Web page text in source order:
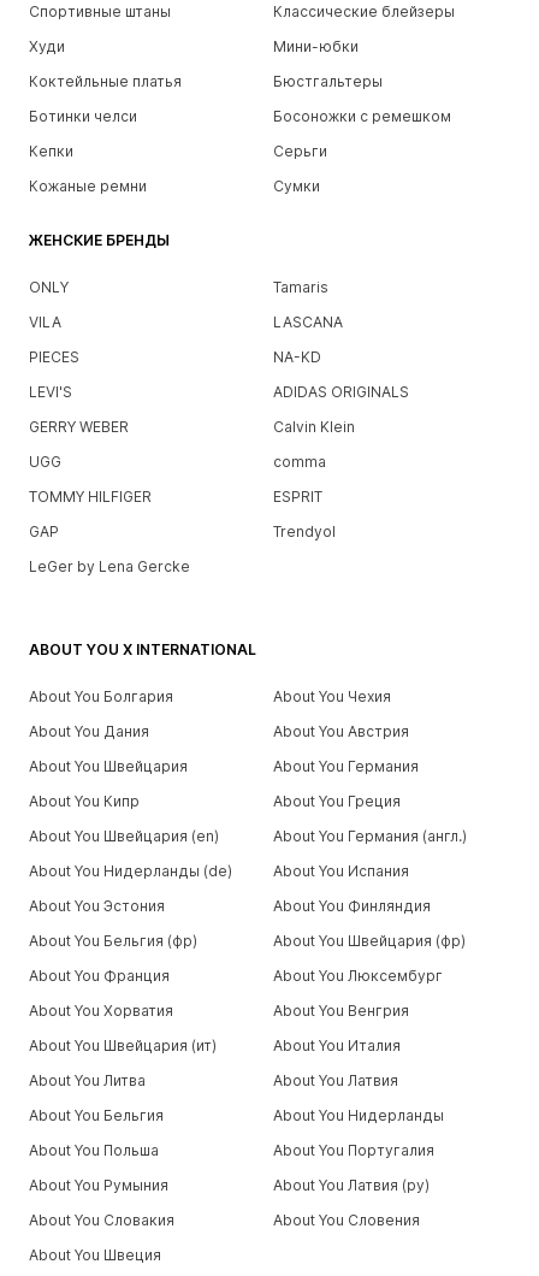
Спортивные штаны
Классические блейзеры
Худи
Мини-юбки
Коктейльные платья
Бюстгальтеры
Ботинки челси
Босоножки с ремешком
Кепки
Серьги
Кожаные ремни
Сумки
ЖЕНСКИЕ БРЕНДЫ
ONLY
Tamaris
VILA
LASCANA
PIECES
NA-KD
LEVI'S
ADIDAS ORIGINALS
GERRY WEBER
Calvin Klein
UGG
comma
TOMMY HILFIGER
ESPRIT
GAP
Trendyol
LeGer by Lena Gercke
ABOUT YOU X INTERNATIONAL
About You Болгария
About You Чехия
About You Дания
About You Австрия
About You Швейцария
About You Германия
About You Кипр
About You Греция
About You Швейцария (en)
About You Германия (англ.)
About You Нидерланды (de)
About You Испания
About You Эстония
About You Финляндия
About You Бельгия (фр)
About You Швейцария (фр)
About You Франция
About You Люксембург
About You Хорватия
About You Венгрия
About You Швейцария (ит)
About You Италия
About You Литва
About You Латвия
About You Бельгия
About You Нидерланды
About You Польша
About You Португалия
About You Румыния
About You Латвия (ру)
About You Словакия
About You Словения
About You Швеция